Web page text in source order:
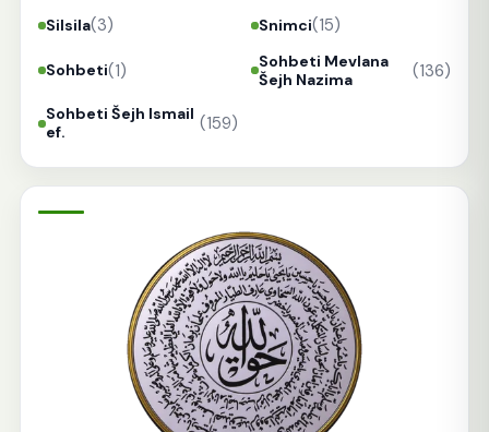
Silsila(3) Snimci(15)
Sohbeti(1)
Sohbeti Mevlana
Šejh Nazima
(136)
Sohbeti Šejh Ismail
ef.
(159)